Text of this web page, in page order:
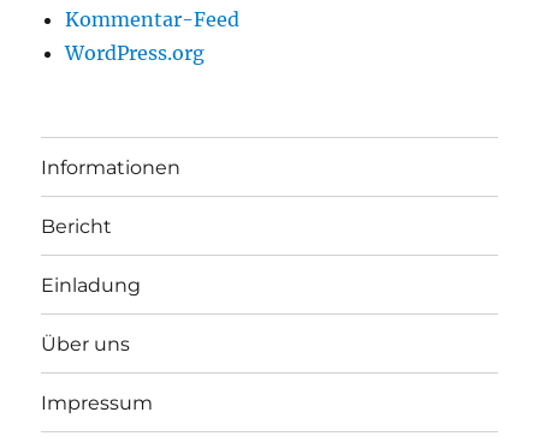
Kommentar-Feed
WordPress.org
Informationen
Bericht
Einladung
Über uns
Impressum